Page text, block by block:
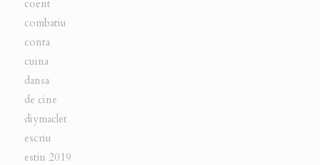
coent
combatiu
conta
cuina
dansa
de cine
diymaclet
escriu
estiu 2019